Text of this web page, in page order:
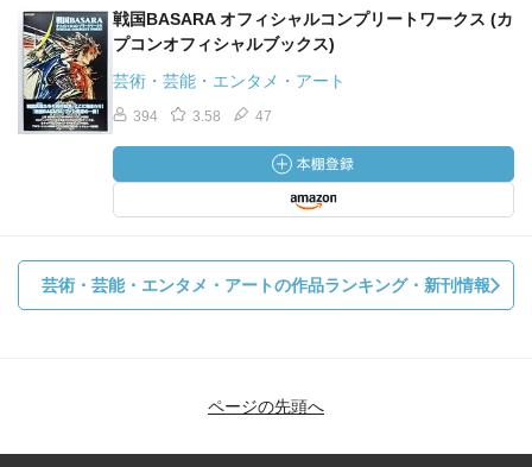
戦国BASARA オフィシャルコンプリートワークス (カ
プコンオフィシャルブックス)
芸術・芸能・エンタメ・アート
394 3.58 47
芸術・芸能・エンタメ・アートの作品ランキング・新刊情報
ページの先頭へ